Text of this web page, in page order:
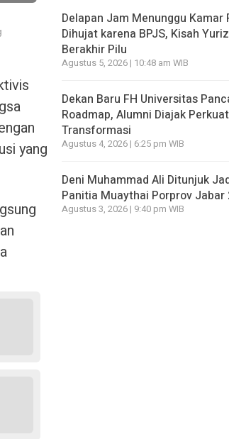
yang
Delapan Jam Menunggu Kamar
Dihujat karena BPJS, Kisah
Berakhir Pilu
Agustus 5, 2026 | 10:48 am WIB
Dekan Baru FH Universitas
Roadmap, Alumni Diajak Perkuat
Transformasi
Agustus 4, 2026 | 6:25 pm WIB
Deni Muhammad Ali Ditunjuk
Panitia Muaythai Porprov Jabar
Agustus 3, 2026 | 9:40 pm WIB